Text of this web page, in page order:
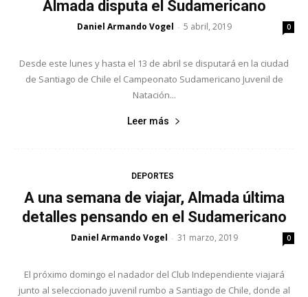
Almada disputa el Sudamericano
Daniel Armando Vogel - 5 abril, 2019 0
Desde este lunes y hasta el 13 de abril se disputará en la ciudad
de Santiago de Chile el Campeonato Sudamericano Juvenil de
Natación...
Leer más
DEPORTES
A una semana de viajar, Almada última
detalles pensando en el Sudamericano
Daniel Armando Vogel - 31 marzo, 2019 0
El próximo domingo el nadador del Club Independiente viajará
junto al seleccionado juvenil rumbo a Santiago de Chile, donde al